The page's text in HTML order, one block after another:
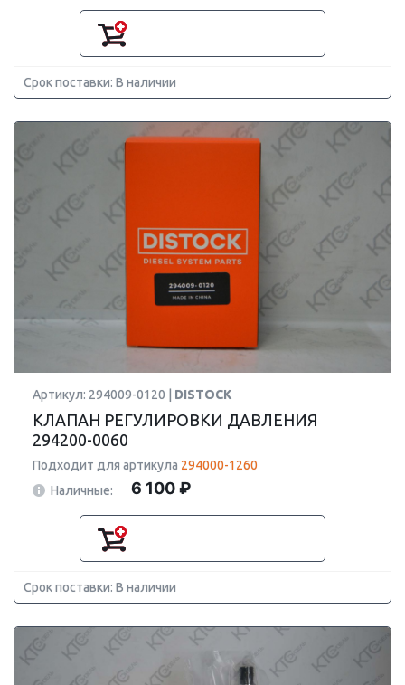
Срок поставки: В наличии
Артикул: 294009-0120 | DISTOCK
КЛАПАН РЕГУЛИРОВКИ ДАВЛЕНИЯ
294200-0060
Подходит для артикула 294000-1260
Наличные:
6 100 ₽
Срок поставки: В наличии